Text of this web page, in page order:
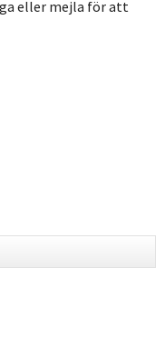
eller mejla för att